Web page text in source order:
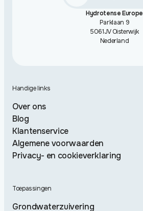
Hydrotense Europe
Parklaan 9
5061JV Oisterwijk
Nederland
Handige links
Over ons
Blog
Klantenservice
Algemene voorwaarden
Privacy- en cookieverklaring
Toepassingen
Grondwaterzuivering